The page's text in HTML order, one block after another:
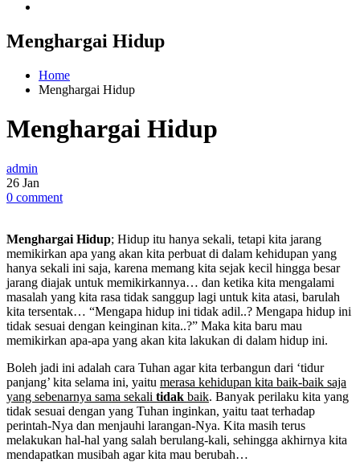
Menghargai Hidup
Home
Menghargai Hidup
Menghargai Hidup
admin
26 Jan
0 comment
Menghargai Hidup; Hidup itu hanya sekali, tetapi kita jarang
memikirkan apa yang akan kita perbuat di dalam kehidupan yang
hanya sekali ini saja, karena memang kita sejak kecil hingga besar
jarang diajak untuk memikirkannya… dan ketika kita mengalami
masalah yang kita rasa tidak sanggup lagi untuk kita atasi, barulah
kita tersentak… “Mengapa hidup ini tidak adil..? Mengapa hidup ini
tidak sesuai dengan keinginan kita..?” Maka kita baru mau
memikirkan apa-apa yang akan kita lakukan di dalam hidup ini.
Boleh jadi ini adalah cara Tuhan agar kita terbangun dari ‘tidur
panjang’ kita selama ini, yaitu merasa kehidupan kita baik-baik saja
yang sebenarnya sama sekali tidak baik. Banyak perilaku kita yang
tidak sesuai dengan yang Tuhan inginkan, yaitu taat terhadap
perintah-Nya dan menjauhi larangan-Nya. Kita masih terus
melakukan hal-hal yang salah berulang-kali, sehingga akhirnya kita
mendapatkan musibah agar kita mau berubah…